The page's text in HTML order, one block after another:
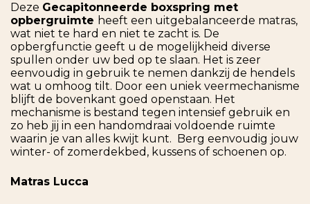
Deze Gecapitonneerde boxspring met
opbergruimte heeft een uitgebalanceerde matras,
wat niet te hard en niet te zacht is. De
opbergfunctie geeft u de mogelijkheid diverse
spullen onder uw bed op te slaan. Het is zeer
eenvoudig in gebruik te nemen dankzij de hendels
wat u omhoog tilt. Door een uniek veermechanisme
blijft de bovenkant goed openstaan. Het
mechanisme is bestand tegen intensief gebruik en
zo heb jij in een handomdraai voldoende ruimte
waarin je van alles kwijt kunt. Berg eenvoudig jouw
winter- of zomerdekbed, kussens of schoenen op.
Matras Lucca